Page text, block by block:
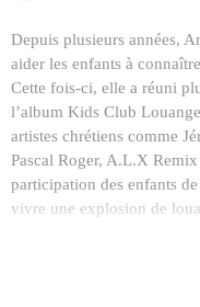
Depuis plusieurs années,
aider les enfants à
Cette fois-ci, elle a réuni
l’album Kids Club
artistes chrétiens comme
Pascal Roger, A.L.X
participation des enfants
vivre une explosion de
caractère de notre Super